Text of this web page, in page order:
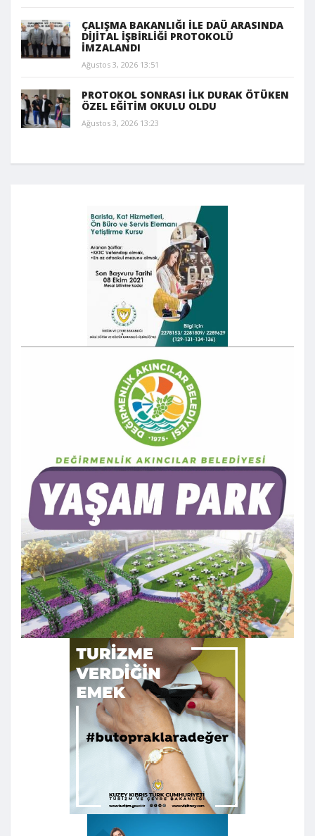
ÇALIŞMA BAKANLIĞI İLE DAÜ ARASINDA
DİJİTAL İŞBİRLİĞİ PROTOKOLÜ
İMZALANDI
Ağustos 3, 2026 13:51
PROTOKOL SONRASI İLK DURAK ÖTÜKEN
ÖZEL EĞİTİM OKULU OLDU
Ağustos 3, 2026 13:23